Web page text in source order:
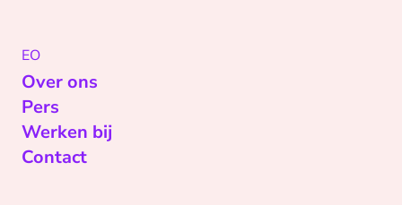
EO
Over ons
Pers
Werken bij
Contact